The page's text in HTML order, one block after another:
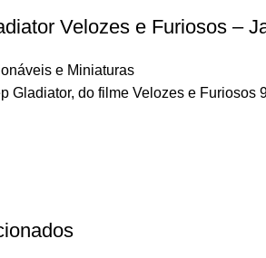
Velozes e Furiosos –
e Miniaturas
Gladiator, do filme Velozes e